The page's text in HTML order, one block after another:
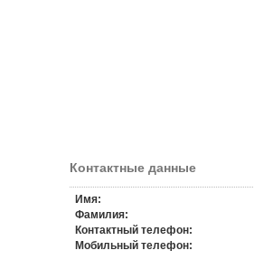
Контактные данные
Имя:
Фамилия:
Контактный телефон:
Мобильный телефон: